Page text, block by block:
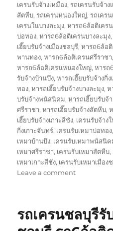
เครนรับจ้างเหมือง,รถเครนรับจ้า
สัตหีบ,รถเครนหนองใหญ่,รถเคร
เครนในบางละมุง,หารถ6ล้อติเคร
บ่อทอง,หารถ6ล้อติเครนบางละมุง
เฮี๊ยบรับจ้างเมืองชลบุรี,หารถ6ล้อ
พานทอง,หารถ6ล้อติเครนศรีราชา
หารถ6ล้อติเครนหนองใหญ่,หารถ
รับจ้างบ้านบึง,หารถเฮี๊ยบรับจ้างกิ่
ทอง,หารถเฮี๊ยบรับจ้างบางละมุง,ห
บรับจ้างพนัสนิคม,หารถเฮี๊ยบรับจ้
ศรีราชา,หารถเฮี๊ยบรับจ้างสัตหีบ,
เฮี๊ยบรับจ้างเกาะสีชัง, เครนรับจ้าง
กิ่งเกาะจันทร์, เครนรับเหมาบ่อทอง,
เหมาบ้านบึง, เครนรับเหมาพนัสนิ
เหมาศรีราชา, เครนรับเหมาสัตหีบ,
เหมาเกาะสีชัง, เครนรับเหมาเมือง
Leave a commenton
รับจ้าง
รถ
รถเครนชลบุรีรั